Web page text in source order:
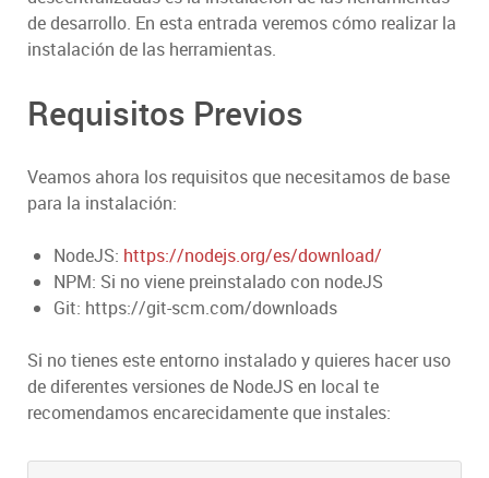
de desarrollo. En esta entrada veremos cómo realizar la
instalación de las herramientas.
Requisitos Previos
Veamos ahora los requisitos que necesitamos de base
para la instalación:
NodeJS: https://nodejs.org/es/download/
NPM: Si no viene preinstalado con nodeJS
Git: https://git-scm.com/downloads
Si no tienes este entorno instalado y quieres hacer uso
de diferentes versiones de NodeJS en local te
recomendamos encarecidamente que instales: